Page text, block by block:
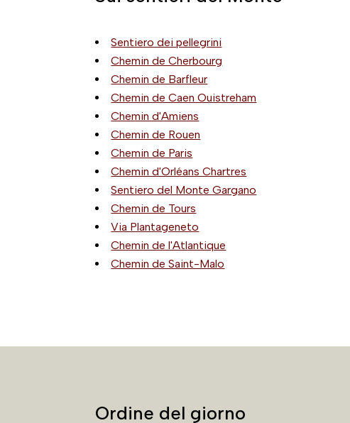
Sentiero dei pellegrini
Chemin de Cherbourg
Chemin de Barfleur
Chemin de Caen Ouistreham
Chemin d'Amiens
Chemin de Rouen
Chemin de Paris
Chemin d'Orléans Chartres
Sentiero del Monte Gargano
Chemin de Tours
Via Plantageneto
Chemin de l'Atlantique
Chemin de Saint-Malo
Ordine del giorno